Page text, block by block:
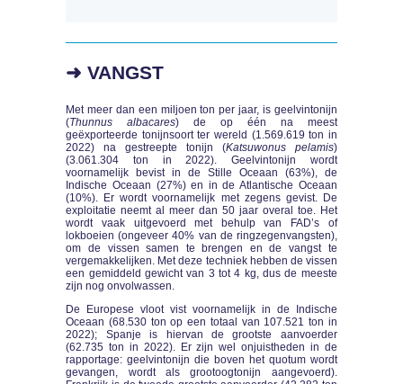
➜ VANGST
Met meer dan een miljoen ton per jaar, is geelvintonijn
(Thunnus albacares) de op één na meest
geëxporteerde tonijnsoort ter wereld (1.569.619 ton in
2022) na gestreepte tonijn (Katsuwonus pelamis)
(3.061.304 ton in 2022). Geelvintonijn wordt
voornamelijk bevist in de Stille Oceaan (63%), de
Indische Oceaan (27%) en in de Atlantische Oceaan
(10%). Er wordt voornamelijk met zegens gevist. De
exploitatie neemt al meer dan 50 jaar overal toe. Het
wordt vaak uitgevoerd met behulp van FAD’s of
lokboeien (ongeveer 40% van de ringzegenvangsten),
om de vissen samen te brengen en de vangst te
vergemakkelijken. Met deze techniek hebben de vissen
een gemiddeld gewicht van 3 tot 4 kg, dus de meeste
zijn nog onvolwassen.
De Europese vloot vist voornamelijk in de Indische
Oceaan (68.530 ton op een totaal van 107.521 ton in
2022); Spanje is hiervan de grootste aanvoerder
(62.735 ton in 2022). Er zijn wel onjuistheden in de
rapportage: geelvintonijn die boven het quotum wordt
gevangen, wordt als grootoogtonijn aangevoerd).